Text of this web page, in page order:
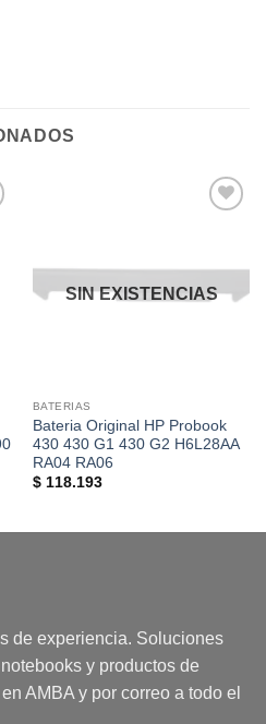
deseos
SIN EXISTENCIAS
BATERIAS
Bateria Original HP Probook
430 430 G1 430 G2 H6L28AA
RA04 RA06
$118.193
de experiencia. Soluciones
y productos de
AMBA y por correo a todo el